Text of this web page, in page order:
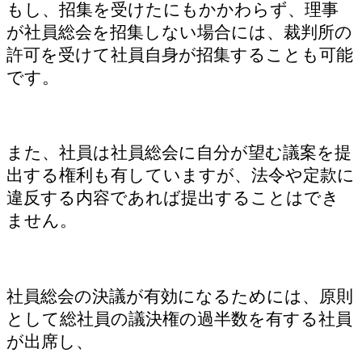
もし、招集を受けたにもかかわらず、理事
が社員総会を招集しない場合には、裁判所の
許可を受けて社員自身が招集することも可能
です。
また、社員は社員総会に自分が望む議案を提
出する権利も有していますが、法令や定款に
違反する内容であれば提出することはでき
ません。
社員総会の決議が有効になるためには、原則
として総社員の議決権の過半数を有する社員
が出席し、